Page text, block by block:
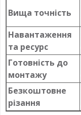
Вища точність
Навантаження
та ресурс
Готовність до
монтажу
Безкоштовне
різання